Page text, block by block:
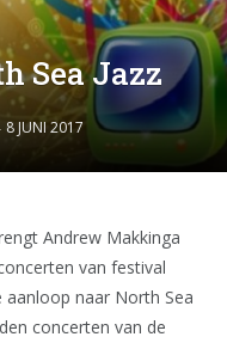
Sea Jazz
8 JUNI 2017
Andrew Makkinga
van festival
aanloop naar North Sea
concerten van de